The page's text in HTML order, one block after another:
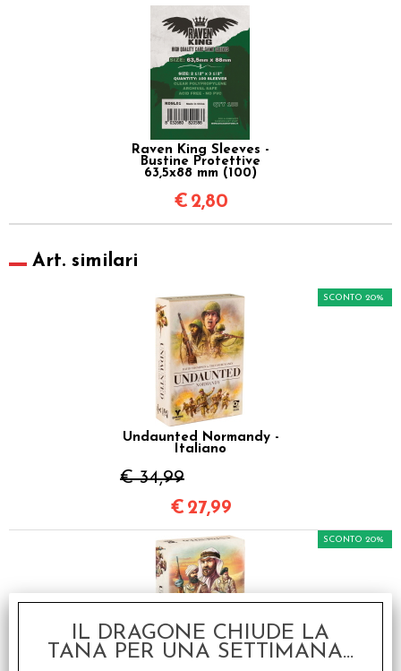
Raven King Sleeves -
Bustine Protettive
63,5x88 mm (100)
€ 2,80
Art. similari
Undaunted Normandy -
Italiano
€ 34,99
SCONTO 20%
€ 27,99
SCONTO 20%
IL DRAGONE CHIUDE LA
TANA PER UNA SETTIMANA...